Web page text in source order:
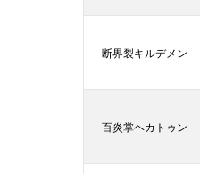
断界裂キルデメン
百炎掌ヘカトゥン